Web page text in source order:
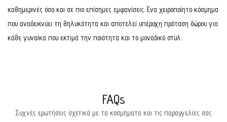
καθημερινές όσο και σε πιο επίσημες εμφανίσεις. Ένα χειροποίητο κόσμημα
που αναδεικνύει τη θηλυκότητα και αποτελεί υπέροχη πρόταση δώρου για
κάθε γυναίκα που εκτιμά την ποιότητα και το μοναδικό στυλ.
FAQs
Συχνές ερωτήσεις σχετικά με τα κοσμήματα και τις παραγγελίες σας